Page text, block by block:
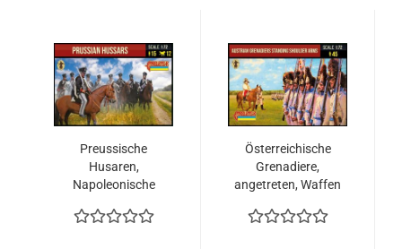
Preussische
Husaren,
Napoleonische
Österreichische
Grenadiere,
angetreten, Waffen